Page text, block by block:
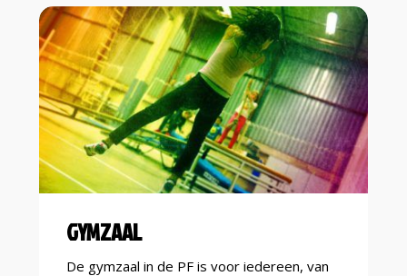
gewoon voor de gezelligheid langs komen.
Daarnaast organiseren we regelmatig
evenementen zoals een wedstrijd. Kortom,
[…]
GYMZAAL
De gymzaal in de PF is voor iedereen, van